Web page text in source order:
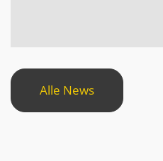
Alle News